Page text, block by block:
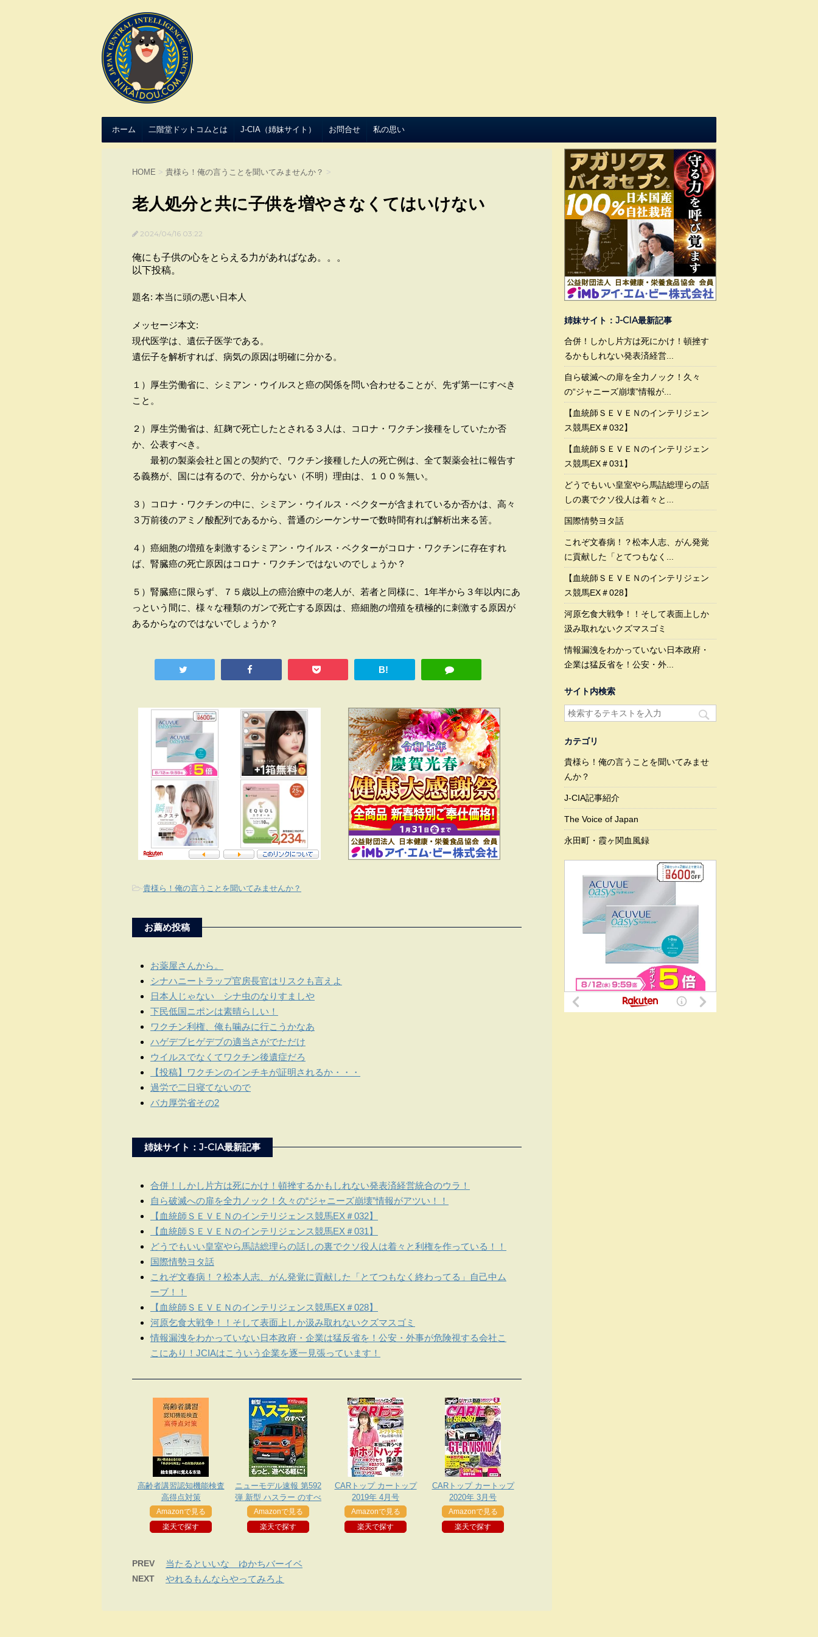
ホーム 二階堂ドットコムとは J-CIA（姉妹サイト） お問合せ 私の思い
HOME > 貴様ら！俺の言うことを聞いてみませんか？ >
老人処分と共に子供を増やさなくてはいけない
2024/04/16 03:22
俺にも子供の心をとらえる力があればなあ。。。
以下投稿。
題名: 本当に頭の悪い日本人
メッセージ本文:
現代医学は、遺伝子医学である。
遺伝子を解析すれば、病気の原因は明確に分かる。
１）厚生労働省に、シミアン・ウイルスと癌の関係を問い合わせることが、先ず第一にすべき
こと。
２）厚生労働省は、紅麹で死亡したとされる３人は、コロナ・ワクチン接種をしていたか否
か、公表すべき。
最初の製薬会社と国との契約で、ワクチン接種した人の死亡例は、全て製薬会社に報告す
る義務が、国には有るので、分からない（不明）理由は、１００％無い。
３）コロナ・ワクチンの中に、シミアン・ウイルス・ベクターが含まれているか否かは、高々
３万前後のアミノ酸配列であるから、普通のシーケンサーで数時間有れば解析出来る筈。
４）癌細胞の増殖を刺激するシミアン・ウイルス・ベクターがコロナ・ワクチンに存在すれ
ば、腎臓癌の死亡原因はコロナ・ワクチンではないのでしょうか？
５）腎臓癌に限らず、７５歳以上の癌治療中の老人が、若者と同様に、1年半から３年以内にあ
っという間に、様々な種類のガンで死亡する原因は、癌細胞の増殖を積極的に刺激する原因が
あるからなのではないでしょうか？
B!
-貴様ら！俺の言うことを聞いてみませんか？
お薦め投稿
お薬屋さんから。
シナハニートラップ官房長官はリスクも言えよ
日本人じゃない シナ虫のなりすましや
下民低国ニポンは素晴らしい！
ワクチン利権、俺も噛みに行こうかなあ
ハゲデブヒゲデブの適当さがでただけ
ウイルスでなくてワクチン後遺症だろ
【投稿】ワクチンのインチキが証明されるか・・・
過労で二日寝てないので
バカ厚労省その2
姉妹サイト：J-CIA最新記事
合併！しかし片方は死にかけ！頓挫するかもしれない発表済経営統合のウラ！
自ら破滅への扉を全力ノック！久々の“ジャニーズ崩壊”情報がアツい！！
【血統師ＳＥＶＥＮのインテリジェンス競馬EX＃032】
【血統師ＳＥＶＥＮのインテリジェンス競馬EX＃031】
どうでもいい皇室やら馬詰総理らの話しの裏でクソ役人は着々と利権を作っている！！
国際情勢ヨタ話
これぞ文春病！？松本人志、がん発覚に貢献した「とてつもなく終わってる」自己中ム
ーブ！！
【血統師ＳＥＶＥＮのインテリジェンス競馬EX＃028】
河原乞食大戦争！！そして表面上しか汲み取れないクズマスゴミ
情報漏洩をわかっていない日本政府・企業は猛反省を！公安・外事が危険視する会社こ
こにあり！JCIAはこういう企業を逐一見張っています！
高齢者講習認知機能検査
高得点対策
Amazonで見る
楽天で探す
ニューモデル速報 第592
弾 新型 ハスラー のすべ
て
Amazonで見る
楽天で探す
CARトップ カートップ
2019年 4月号
Amazonで見る
楽天で探す
CARトップ カートップ
2020年 3月号
Amazonで見る
楽天で探す
PREV 当たるといいな ゆかちバーイベ
NEXT やれるもんならやってみろよ
姉妹サイト：J-CIA最新記事
合併！しかし片方は死にかけ！頓挫す
るかもしれない発表済経営...
自ら破滅への扉を全力ノック！久々
の“ジャニーズ崩壊”情報が...
【血統師ＳＥＶＥＮのインテリジェン
ス競馬EX＃032】
【血統師ＳＥＶＥＮのインテリジェン
ス競馬EX＃031】
どうでもいい皇室やら馬詰総理らの話
しの裏でクソ役人は着々と...
国際情勢ヨタ話
これぞ文春病！？松本人志、がん発覚
に貢献した「とてつもなく...
【血統師ＳＥＶＥＮのインテリジェン
ス競馬EX＃028】
河原乞食大戦争！！そして表面上しか
汲み取れないクズマスゴミ
情報漏洩をわかっていない日本政府・
企業は猛反省を！公安・外...
サイト内検索
カテゴリ
貴様ら！俺の言うことを聞いてみませ
んか？
J-CIA記事紹介
The Voice of Japan
永田町・霞ヶ関血風録